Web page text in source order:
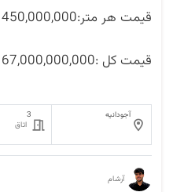
قیمت هر متر:450,000,000
قیمت کل :67,000,000,000
آجودانیه
3
اتاق
آرشام